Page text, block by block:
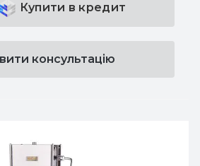
Купити в кредит
консультацію